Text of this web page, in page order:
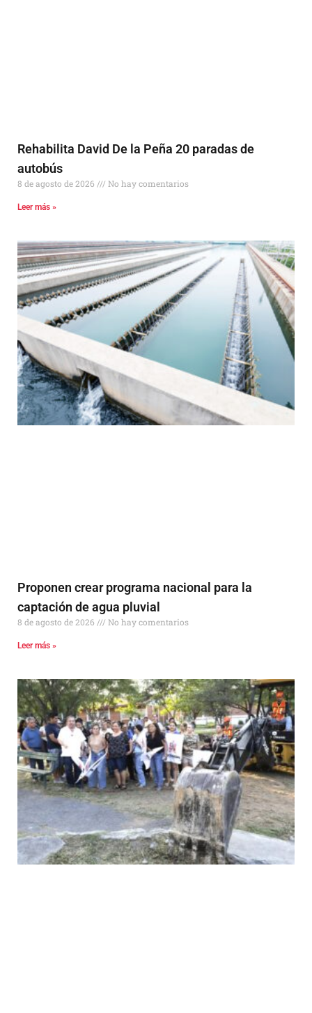
Rehabilita David De la Peña 20 paradas de
autobús
8 de agosto de 2026 No hay comentarios
Leer más »
Proponen crear programa nacional para la
captación de agua pluvial
8 de agosto de 2026 No hay comentarios
Leer más »